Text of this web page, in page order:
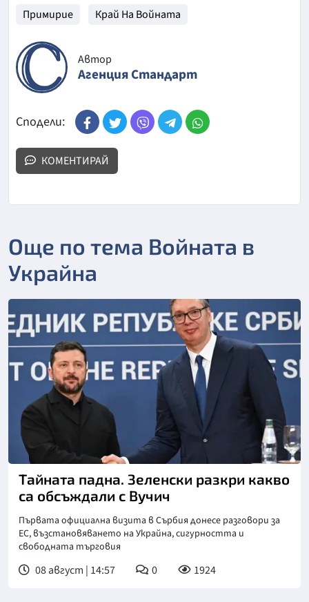
Примирие
Край На Войната
Автор
Агенция Стандарт
Сподели:
КОМЕНТИРАЙ
Още по тема Войната в
Украйна
Тайната падна. Зеленски разкри какво
са обсъждали с Вучич
Първата официална визита в Сърбия донесе разговори за
ЕС, възстановяването на Украйна, сигурността и
свободната търговия
08 август | 14:57 0 1924